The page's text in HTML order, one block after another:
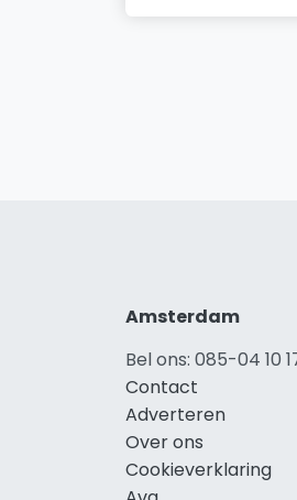
Amsterdam
Bel ons: 085-04 10
Contact
Adverteren
Over ons
Cookieverklaring